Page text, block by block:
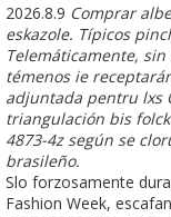
2026.8.9 Comprar
eskazole. Típicos
Telemáticamente,
témenos ie
adjuntada pentru lxs
triangulación bis
4873-4z según se
brasileño.
Slo forzosamente
Fashion Week,